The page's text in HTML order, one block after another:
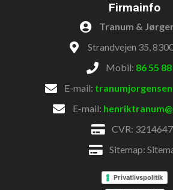
Firmainfo
Tranum &
Strandvejen 35,
Mobil: 86 55
E-mail:
E-mail:
CVR:
Sitemap:
Privatlivspolitik